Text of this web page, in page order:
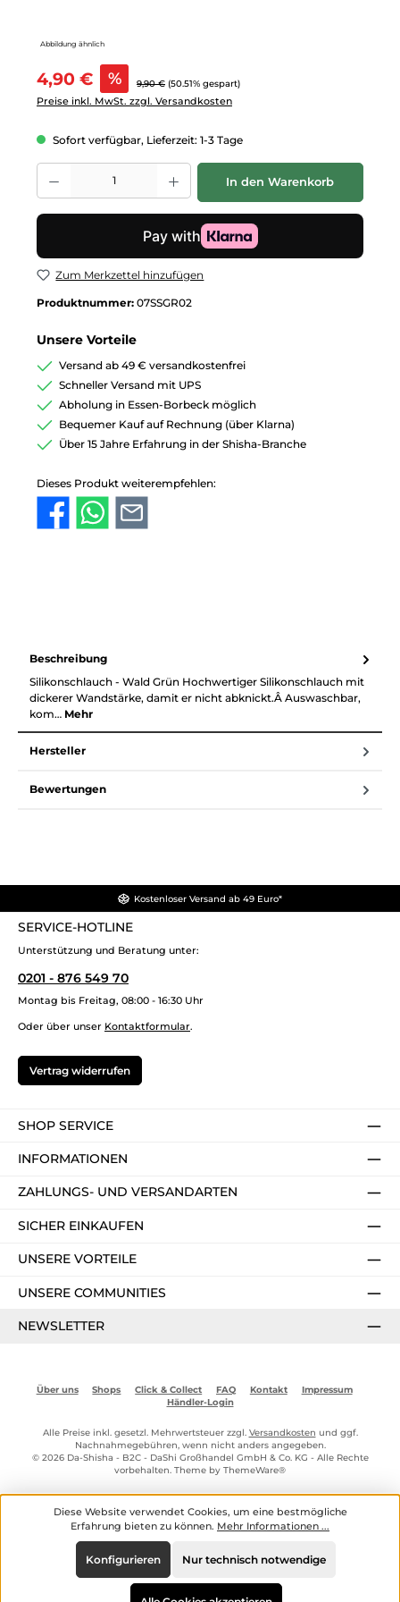
Abbildung ähnlich
Verkaufspreis:
4,90 € % Regulärer Preis:
9,90 € (50.51% gespart)
Preise inkl. MwSt. zzgl. Versandkosten
Sofort verfügbar, Lieferzeit: 1-3 Tage
Produkt Anzahl: Gib den gewünschten Wert ein oder benutze die
In den Warenkorb
Zum Merkzettel hinzufügen
Produktnummer: 07SSGR02
Unsere Vorteile
Versand ab 49 € versandkostenfrei
Schneller Versand mit UPS
Abholung in Essen-Borbeck möglich
Bequemer Kauf auf Rechnung (über Klarna)
Über 15 Jahre Erfahrung in der Shisha-Branche
Dieses Produkt weiterempfehlen:
Beschreibung
Silikonschlauch - Wald Grün Hochwertiger Silikonschlauch mit
dickerer Wandstärke, damit er nicht abknickt.Â Auswaschbar,
kom… Mehr
Hersteller
Bewertungen
Kostenloser Versand ab 49 Euro*
SERVICE-HOTLINE
Unterstützung und Beratung unter:
0201 - 876 549 70
Montag bis Freitag, 08:00 - 16:30 Uhr
Oder über unser Kontaktformular.
Vertrag widerrufen
SHOP SERVICE
INFORMATIONEN
ZAHLUNGS- UND VERSANDARTEN
SICHER EINKAUFEN
UNSERE VORTEILE
UNSERE COMMUNITIES
NEWSLETTER
Über uns Shops Click & Collect FAQ Kontakt
Impressum
Händler-Login
Alle Preise inkl. gesetzl. Mehrwertsteuer zzgl. Versandkosten und ggf.
Nachnahmegebühren, wenn nicht anders angegeben.
© 2026 Da-Shisha - B2C - DaShi Großhandel GmbH & Co. KG - Alle Rechte
vorbehalten. Theme by ThemeWare®
Diese Website verwendet Cookies, um eine bestmögliche
Erfahrung bieten zu können. Mehr Informationen ...
Nur technisch notwendige
Konfigurieren